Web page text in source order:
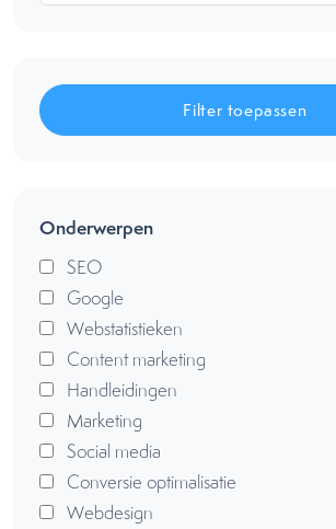
Filter toepassen
Onderwerpen
SEO
Google
Webstatistieken
Content marketing
Handleidingen
Marketing
Social media
Conversie optimalisatie
Webdesign